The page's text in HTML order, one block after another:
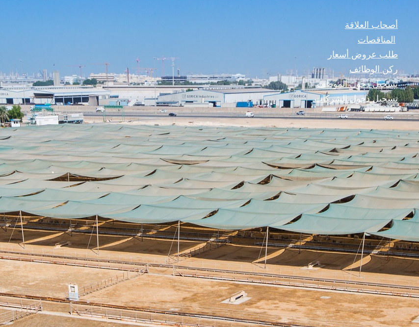
أصحاب العلاقة
المناقصات
طلب عروض أسعار
ركن الوظائف
تسجيل دخول الموظف
تسجيل دخول الشركات